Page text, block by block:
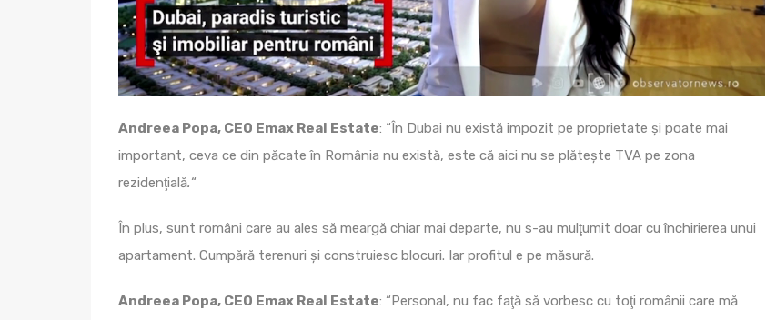
Andreea Popa, CEO Emax Real Estate: “În Dubai nu există impozit pe proprietate şi poate mai
important, ceva ce din păcate în România nu există, este că aici nu se plăteşte TVA pe zona
rezidenţială.“
În plus, sunt români care au ales să meargă chiar mai departe, nu s-au mulţumit doar cu închirierea unui
apartament. Cumpără terenuri şi construiesc blocuri. Iar profitul e pe măsură.
Andreea Popa, CEO Emax Real Estate: “Personal, nu fac faţă să vorbesc cu toţi românii care mă